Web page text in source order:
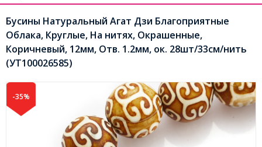
Бусины Натуральный Агат Дзи Благоприятные
Облака, Круглые, На нитях, Окрашенные,
Коричневый, 12мм, Отв. 1.2мм, ок. 28шт/33см/нить
(УТ100026585)
-35%